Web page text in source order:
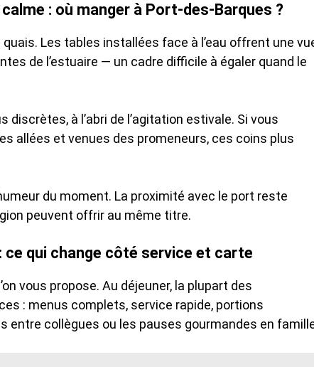
: où manger à Port-des-Barques ?
Les tables installées face à l’eau offrent une
de l’estuaire — un cadre difficile à égaler quand le
à l’abri de l’agitation estivale. Si vous
allées et venues des promeneurs, ces coins plus
du moment. La proximité avec le port reste
peuvent offrir au même titre.
ce qui change côté service et carte
vous propose. Au déjeuner, la plupart des
: menus complets, service rapide, portions
entre collègues ou les pauses gourmandes en